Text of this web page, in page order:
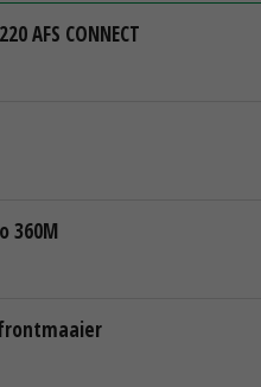
AFS CONNECT
360M
frontmaaier